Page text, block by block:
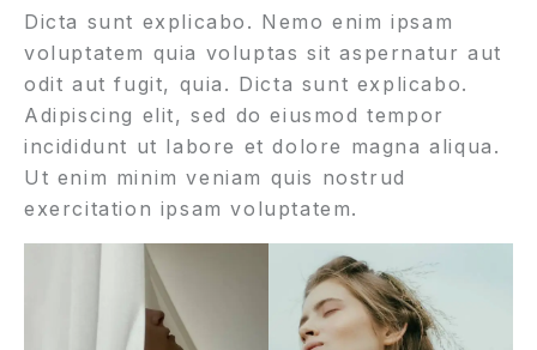
Dicta sunt explicabo. Nemo enim ipsam
voluptatem quia voluptas sit aspernatur aut
odit aut fugit, quia. Dicta sunt explicabo.
Adipiscing elit, sed do eiusmod tempor
incididunt ut labore et dolore magna aliqua.
Ut enim minim veniam quis nostrud
exercitation ipsam voluptatem.